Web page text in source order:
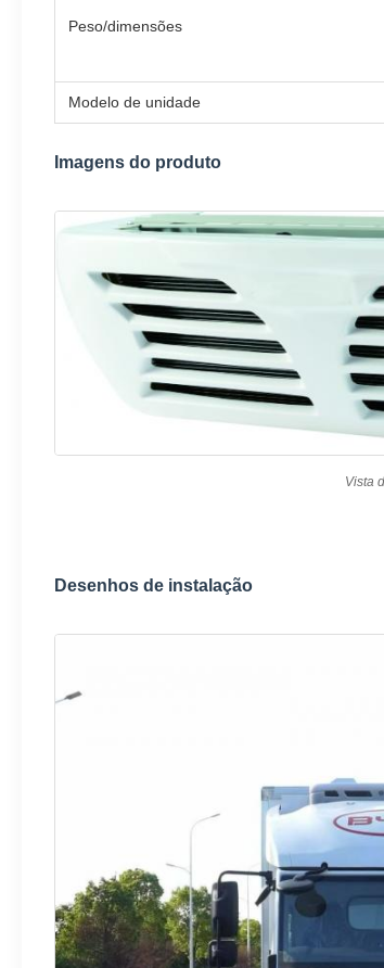
Peso/dimensões
Modelo de unidade
Imagens do produto
Vista
Desenhos de instalação